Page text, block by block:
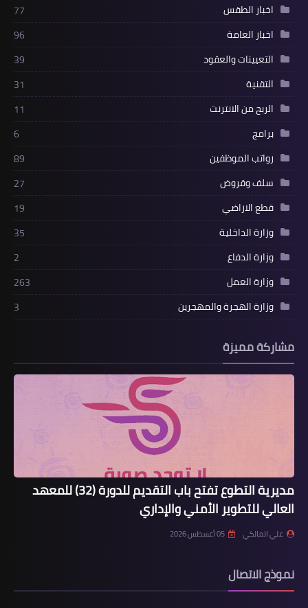
اخبار الطقس
77
اخبار العامة
96
التعيينات والعقود
39
التقنية
31
الربح من الانترنت
11
برامج
6
رواتب الموظفين
89
سلف وقروض
27
قطع الاراضي
19
وزارة الداخلية
35
وزارة الدفاع
2
وزارة العمل
263
وزارة الهجرة والمهجرين
3
مشاركة مميزة
مديرية التطوع تفتح باب التقديم للدورة (32) للمعهد
العالي للتطوير الأمني والإداري
علي المالكي 05 أغسطس 2026
نموذج الاتصال